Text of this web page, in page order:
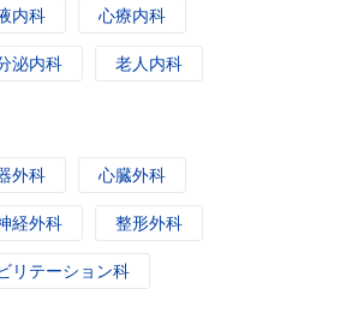
内科 心療内科
泌内科 老人内科
外科 心臓外科
経外科 整形外科
リテーション科